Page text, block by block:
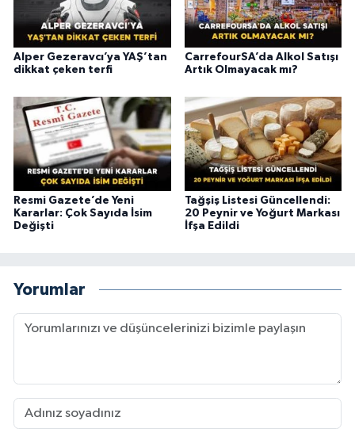
Alper Gezeravcı’ya YAŞ’tan
dikkat çeken terfi
CarrefourSA’da Alkol Satışı
Artık Olmayacak mı?
Resmi Gazete’de Yeni
Kararlar: Çok Sayıda İsim
Değişti
Tağşiş Listesi Güncellendi:
20 Peynir ve Yoğurt Markası
İfşa Edildi
Yorumlar